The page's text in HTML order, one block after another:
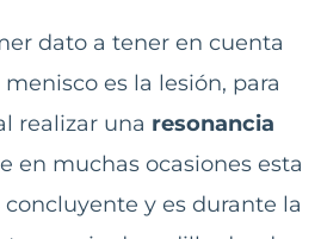
dato a tener en cuenta
es la lesión, para
realizar una resonancia
en muchas ocasiones esta
concluyente y es durante la